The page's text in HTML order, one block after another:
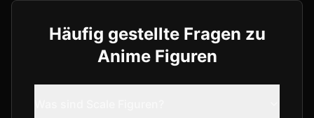
Häufig gestellte Fragen zu
Anime Figuren